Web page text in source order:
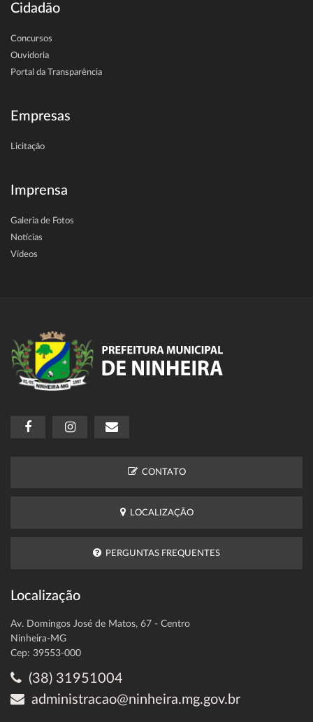
Cidadão
Concursos
Ouvidoria
Portal da Transparência
Empresas
Licitação
Imprensa
Galeria de Fotos
Notícias
Vídeos
CONTATO
LOCALIZAÇÃO
PERGUNTAS FREQUENTES
Localização
Av. Domingos José de Matos, 67 - Centro
Ninheira-MG
Cep: 39553-000
(38) 31951004
administracao@ninheira.mg.gov.br